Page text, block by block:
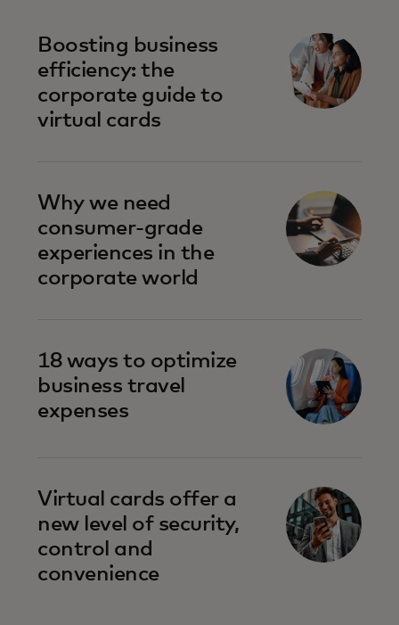
Boosting business
efficiency: the
corporate guide to
virtual cards
Why we need
consumer-grade
experiences in the
corporate world
18 ways to optimize
business travel
expenses
Virtual cards offer a
new level of security,
control and
convenience